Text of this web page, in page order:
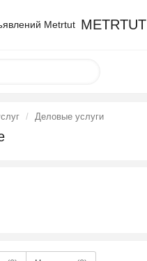
METRTUT
Деловые услуги